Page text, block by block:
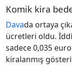
Komik kira
Davada ortaya
ücretleri oldu.
sadece 0,035
kiralanmış